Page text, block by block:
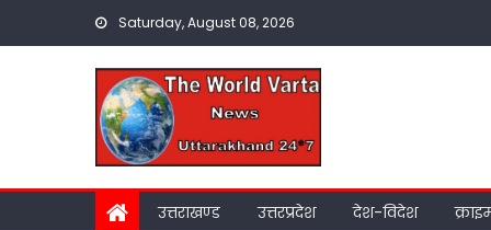
Saturday, August 08, 2026
उत्तराखण्ड उत्तरप्रदेश देश-विदेश